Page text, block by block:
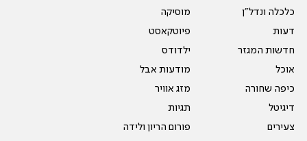
כלכלה ונדל"ן
דעות
חדשות המגזר
אוכל
כיפה שחורה
דיגיטל
צעירים
מוסיקה
פיוטקאסט
ילדודס
מודעות אבל
מזג אוויר
תגיות
פורום הריון ולידה